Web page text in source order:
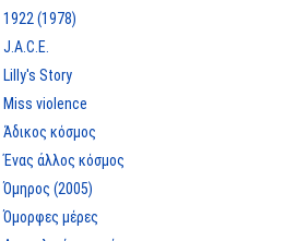
1922 (1978)
J.A.C.E.
Lilly's Story
Miss violence
Άδικος κόσμος
Ένας άλλος κόσμος
Όμηρος (2005)
Όμορφες μέρες